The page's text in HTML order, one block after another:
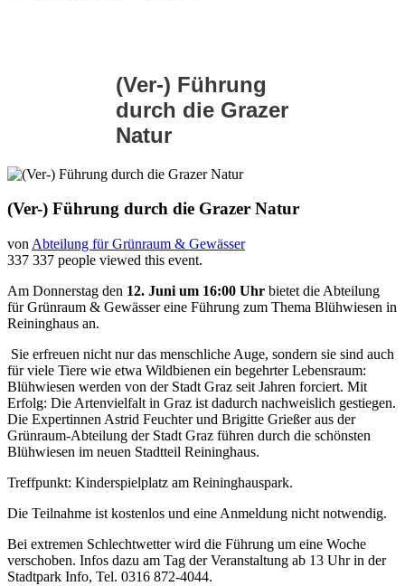
(Ver-) Führung
durch die Grazer
Natur
(Ver-) Führung durch die Grazer Natur
von Abteilung für Grünraum & Gewässer
337 337 people viewed this event.
Am Donnerstag den 12. Juni um 16:00 Uhr bietet die Abteilung
für Grünraum & Gewässer eine Führung zum Thema Blühwiesen in
Reininghaus an.
Sie erfreuen nicht nur das menschliche Auge, sondern sie sind auch
für viele Tiere wie etwa Wildbienen ein begehrter Lebensraum:
Blühwiesen werden von der Stadt Graz seit Jahren forciert. Mit
Erfolg: Die Artenvielfalt in Graz ist dadurch nachweislich gestiegen.
Die Expertinnen Astrid Feuchter und Brigitte Grießer aus der
Grünraum-Abteilung der Stadt Graz führen durch die schönsten
Blühwiesen im neuen Stadtteil Reininghaus.
Treffpunkt: Kinderspielplatz am Reininghauspark.
Die Teilnahme ist kostenlos und eine Anmeldung nicht notwendig.
Bei extremen Schlechtwetter wird die Führung um eine Woche
verschoben. Infos dazu am Tag der Veranstaltung ab 13 Uhr in der
Stadtpark Info, Tel. 0316 872-4044.